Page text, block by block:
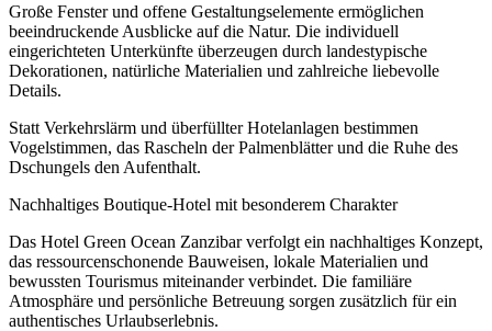
Große Fenster und offene Gestaltungselemente ermöglichen
beeindruckende Ausblicke auf die Natur. Die individuell
eingerichteten Unterkünfte überzeugen durch landestypische
Dekorationen, natürliche Materialien und zahlreiche liebevolle
Details.
Statt Verkehrslärm und überfüllter Hotelanlagen bestimmen
Vogelstimmen, das Rascheln der Palmenblätter und die Ruhe des
Dschungels den Aufenthalt.
Nachhaltiges Boutique-Hotel mit besonderem Charakter
Das Hotel Green Ocean Zanzibar verfolgt ein nachhaltiges Konzept,
das ressourcenschonende Bauweisen, lokale Materialien und
bewussten Tourismus miteinander verbindet. Die familiäre
Atmosphäre und persönliche Betreuung sorgen zusätzlich für ein
authentisches Urlaubserlebnis.